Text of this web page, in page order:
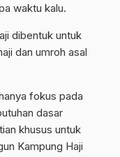
waktu kalu.
dibentuk untuk
dan umroh asal
fokus pada
dasar
khusus untuk
Kampung Haji